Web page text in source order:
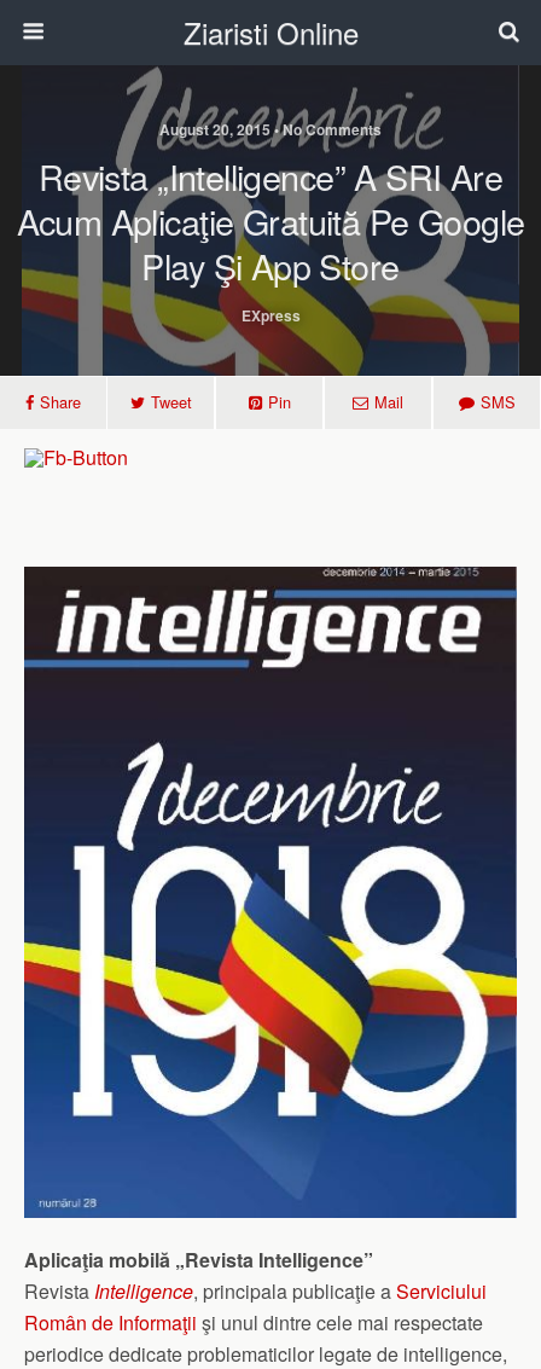
Ziaristi Online
August 20, 2015 • No Comments
Revista „Intelligence” A SRI Are
Acum Aplicaţie Gratuită Pe Google
Play Şi App Store
EXpress
Share Tweet Pin Mail SMS
Aplicaţia mobilă „Revista Intelligence”
RevistaIntelligence, principala publicaţie aServiciului
Român de Informaţii şi unul dintre cele mai respectate
periodice dedicate problematicilor legate de intelligence,